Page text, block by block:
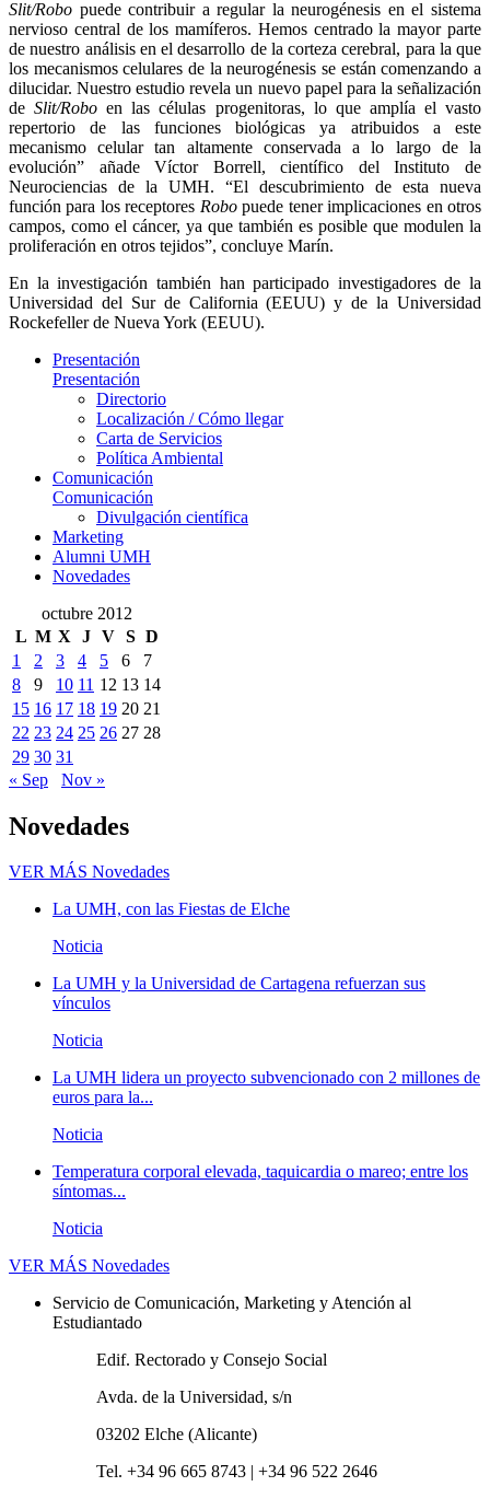
Slit/Robo puede contribuir a regular la neurogénesis en el sistema
nervioso central de los mamíferos. Hemos centrado la mayor parte
de nuestro análisis en el desarrollo de la corteza cerebral, para la que
los mecanismos celulares de la neurogénesis se están comenzando a
dilucidar. Nuestro estudio revela un nuevo papel para la señalización
deSlit/Robo en las células progenitoras, lo que amplía el vasto
repertorio de las funciones biológicas ya atribuidos a este
mecanismo celular tan altamente conservada a lo largo de la
evolución” añade Víctor Borrell, científico del Instituto de
Neurociencias de la UMH. “El descubrimiento de esta nueva
función para los receptores Robopuede tener implicaciones en otros
campos, como el cáncer, ya que también es posible que modulen la
proliferación en otros tejidos”, concluye Marín.
En la investigación también han participado investigadores de la
Universidad del Sur de California (EEUU) y de la Universidad
Rockefeller de Nueva York (EEUU).
Presentación
Presentación
Directorio
Localización / Cómo llegar
Carta de Servicios
Política Ambiental
Comunicación
Comunicación
Divulgación científica
Marketing
Alumni UMH
Novedades
octubre 2012
L M X J V S D
1
2 3 4 5 6
7
8
9 10 11 12 13 14
15 16 17 18 19 20 21
22 23 24 25 26 27 28
29 30 31
« Sep
Nov »
Novedades
VER MÁS Novedades
La UMH, con las Fiestas de Elche
Noticia
La UMH y la Universidad de Cartagena refuerzan sus
vínculos
Noticia
La UMH lidera un proyecto subvencionado con 2 millones de
euros para la...
Noticia
Temperatura corporal elevada, taquicardia o mareo; entre los
síntomas...
Noticia
VER MÁS Novedades
Servicio de Comunicación, Marketing y Atención al
Estudiantado
Edif. Rectorado y Consejo Social
Avda. de la Universidad, s/n
03202 Elche (Alicante)
Tel. +34 96 665 8743 | +34 96 522 2646